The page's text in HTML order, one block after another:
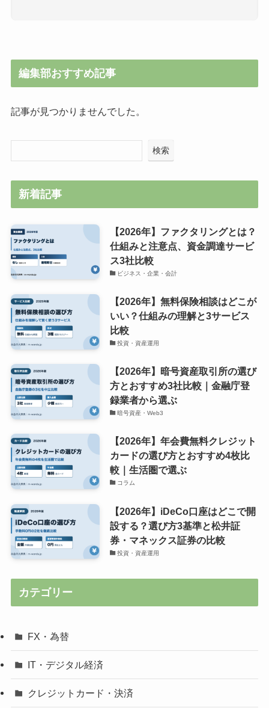
編集部おすすめ記事
記事が見つかりませんでした。
検索
新着記事
【2026年】ファクタリングとは？
仕組みと注意点、資金調達サービ
ス3社比較
ビジネス・企業・会計
【2026年】無料保険相談はどこが
いい？仕組みの理解と3サービス
比較
投資・資産運用
【2026年】暗号資産取引所の選び
方とおすすめ3社比較｜金融庁登
録業者から選ぶ
暗号資産・Web3
【2026年】年会費無料クレジット
カードの選び方とおすすめ4枚比
較｜生活圏で選ぶ
コラム
【2026年】iDeCo口座はどこで開
設する？選び方3基準と松井証
券・マネックス証券の比較
投資・資産運用
カテゴリー
FX・為替
IT・デジタル経済
クレジットカード・決済